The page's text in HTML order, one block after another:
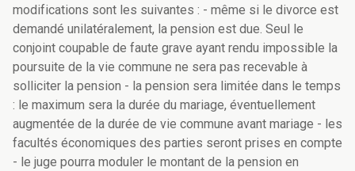
modifications sont les suivantes : - même si le divorce est
demandé unilatéralement, la pension est due. Seul le
conjoint coupable de faute grave ayant rendu impossible la
poursuite de la vie commune ne sera pas recevable à
solliciter la pension - la pension sera limitée dans le temps
: le maximum sera la durée du mariage, éventuellement
augmentée de la durée de vie commune avant mariage - les
facultés économiques des parties seront prises en compte
- le juge pourra moduler le montant de la pension en